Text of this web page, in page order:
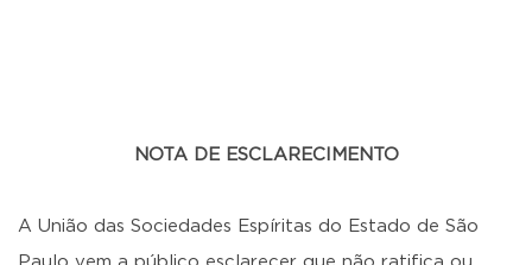
NOTA DE ESCLARECIMENTO
A União das Sociedades Espíritas do Estado de São